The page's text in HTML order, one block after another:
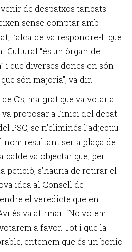
de despatxos tancats
sense comptar amb
l’alcalde va respondre-li que
Cultural “és un òrgan de
i que diverses dones en són
són majoria”, va dir.
C’s, malgrat que va votar a
proposar a l’inici del debat
PSC, se n’eliminés l’adjectiu
nom resultant seria plaça de
va objectar que, per
petició, s’hauria de retirar el
idea al Consell de
el veredicte que en
va afirmar: “No volem
a favor. Tot i que la
entenem que és un bonic